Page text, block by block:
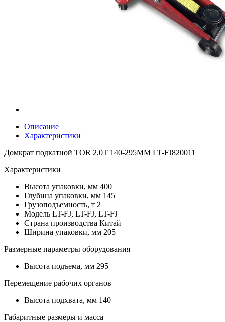
Описание
Характеристики
Домкрат подкатной TOR 2,0Т 140-295MM LT-FJ820011
Характеристики
Высота упаковки, мм 400
Глубина упаковки, мм 145
Грузоподъемность, т 2
Модель LT-FJ, LT-FJ, LT-FJ
Страна производства Китай
Ширина упаковки, мм 205
Размерные параметры оборудования
Высота подъема, мм 295
Перемещение рабочих органов
Высота подхвата, мм 140
Габаритные размеры и масса